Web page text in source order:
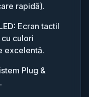
rapidă).
Ecran tactil
culori
excelentă.
Plug &